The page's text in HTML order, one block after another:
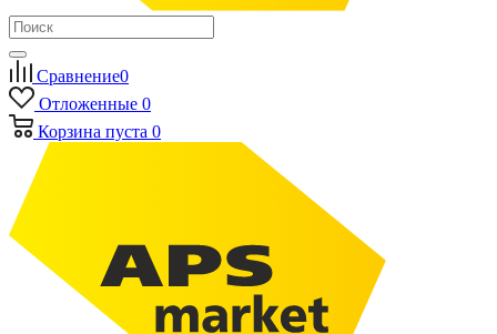
Сравнение0
Отложенные 0
Корзина пуста 0